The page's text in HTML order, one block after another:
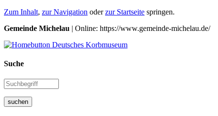
Zum Inhalt, zur Navigation oderzur Startseite springen.
Gemeinde Michelau | Online: https://www.gemeinde-michelau.de/
Suche
suchen